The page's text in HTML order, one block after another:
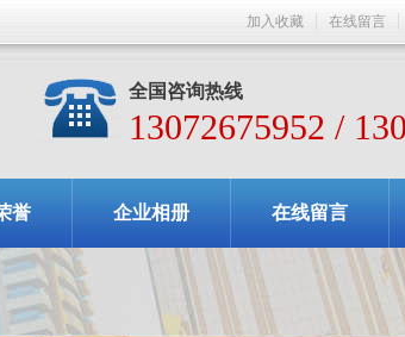
加入收藏 在线留言
全国咨询热线
13072675952 /
誉 企业相册 在线留言